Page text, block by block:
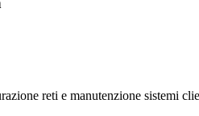
reti e manutenzione sistemi